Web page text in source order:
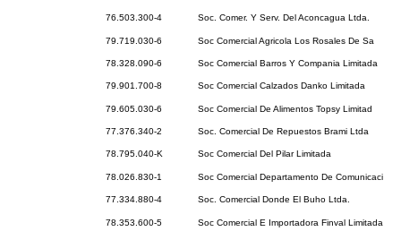
76.503.300-4 Soc. Comer. Y Serv. Del Aconcagua Ltda.
79.719.030-6 Soc Comercial Agricola Los Rosales De Sa
78.328.090-6 Soc Comercial Barros Y Compania Limitada
79.901.700-8 Soc Comercial Calzados Danko Limitada
79.605.030-6 Soc Comercial De Alimentos Topsy Limitad
77.376.340-2 Soc. Comercial De Repuestos Brami Ltda
78.795.040-K Soc Comercial Del Pilar Limitada
78.026.830-1 Soc Comercial Departamento De Comunicaci
77.334.880-4 Soc. Comercial Donde El Buho Ltda.
78.353.600-5 Soc Comercial E Importadora Finval Limitada